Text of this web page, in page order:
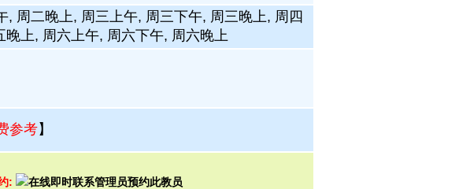
周二晚上, 周三上午, 周三下午, 周三晚上, 周四
上, 周六上午, 周六下午, 周六晚上
参考】
: